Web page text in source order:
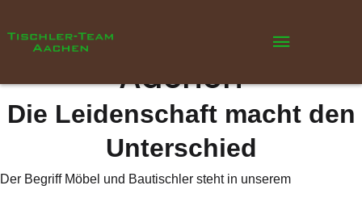
Das Tischler-Team
Aachen
Die Leidenschaft macht den
Unterschied
Der Begriff Möbel und Bautischler steht in unserem